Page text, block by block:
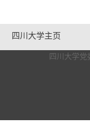
四川大学主页
四川大学